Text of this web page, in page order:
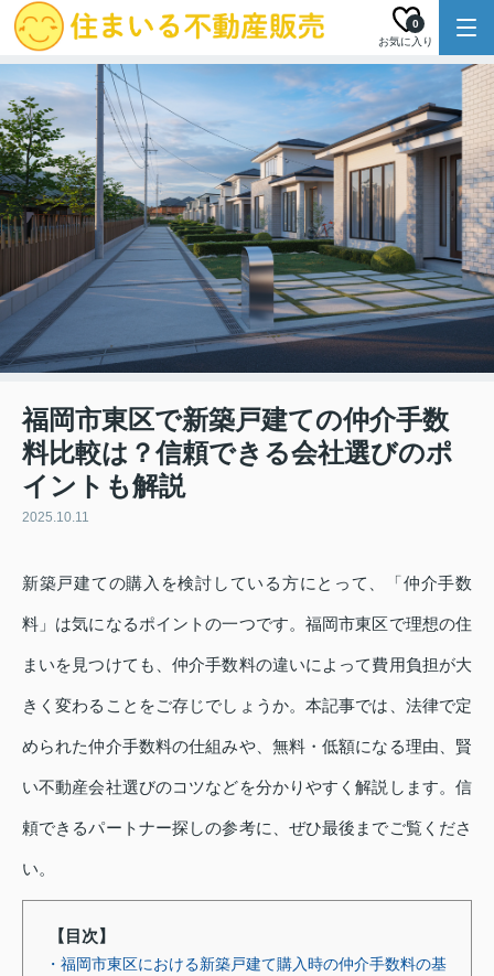
お気に入り
0
福岡市東区で新築戸建ての仲介手数
料比較は？信頼できる会社選びのポ
イントも解説
2025.10.11
新築戸建ての購入を検討している方にとって、「仲介手数
料」は気になるポイントの一つです。福岡市東区で理想の住
まいを見つけても、仲介手数料の違いによって費用負担が大
きく変わることをご存じでしょうか。本記事では、法律で定
められた仲介手数料の仕組みや、無料・低額になる理由、賢
い不動産会社選びのコツなどを分かりやすく解説します。信
頼できるパートナー探しの参考に、ぜひ最後までご覧くださ
い。
【目次】
・福岡市東区における新築戸建て購入時の仲介手数料の基